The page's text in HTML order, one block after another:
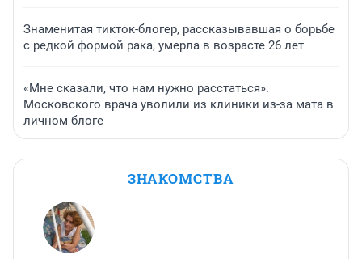
Знаменитая тикток-блогер, рассказывавшая о борьбе
с редкой формой рака, умерла в возрасте 26 лет
«Мне сказали, что нам нужно расстаться».
Московского врача уволили из клиники из-за мата в
личном блоге
ЗНАКОМСТВА